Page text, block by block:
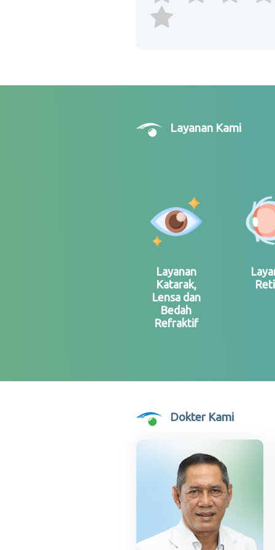
Layanan Kami
Layanan
Katarak,
Lensa dan
Bedah
Refraktif
Dokter Kami